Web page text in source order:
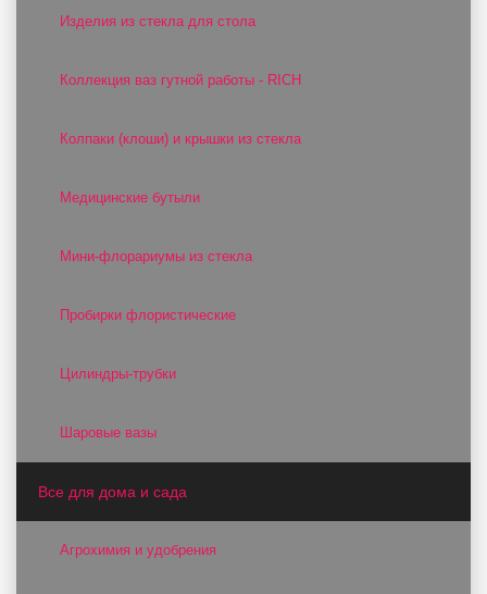
Изделия из стекла для стола
Коллекция ваз гутной работы - RICH
Колпаки (клоши) и крышки из стекла
Медицинские бутыли
Мини-флорариумы из стекла
Пробирки флористические
Цилиндры-трубки
Шаровые вазы
Все для дома и сада
Агрохимия и удобрения